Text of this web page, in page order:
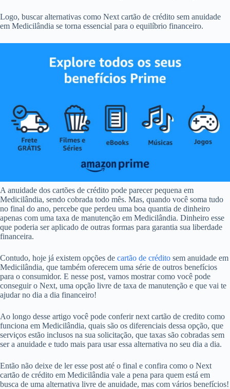
Logo, buscar alternativas como Next cartão de crédito sem anuidade
em Medicilândia se torna essencial para o equilíbrio financeiro.
A anuidade dos cartões de crédito pode parecer pequena em
Medicilândia, sendo cobrada todo mês. Mas, quando você soma tudo
no final do ano, percebe que perdeu uma boa quantia de dinheiro
apenas com uma taxa de manutenção em Medicilândia. Dinheiro esse
que poderia ser aplicado de outras formas para garantia sua liberdade
financeira.
Contudo, hoje já existem opções de cartão de crédito sem anuidade em
Medicilândia, que também oferecem uma série de outros benefícios
para o consumidor. E nesse post, vamos mostrar como você pode
conseguir o Next, uma opção livre de taxa de manutenção e que vai te
ajudar no dia a dia financeiro!
Ao longo desse artigo você pode conferir next cartão de credito como
funciona em Medicilândia, quais são os diferenciais dessa opção, que
serviços estão inclusos na sua solicitação, que taxas são cobradas sem
ser a anuidade e tudo mais para usar essa alternativa no seu dia a dia.
Então não deixe de ler esse post até o final e confira como o Next
cartão de crédito em Medicilândia vale a pena para quem está em
busca de uma alternativa livre de anuidade, mas com vários benefícios!